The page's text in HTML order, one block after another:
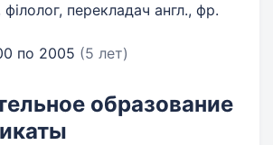
перекладач англ., фр.
по 2005 (5 лет)
образование